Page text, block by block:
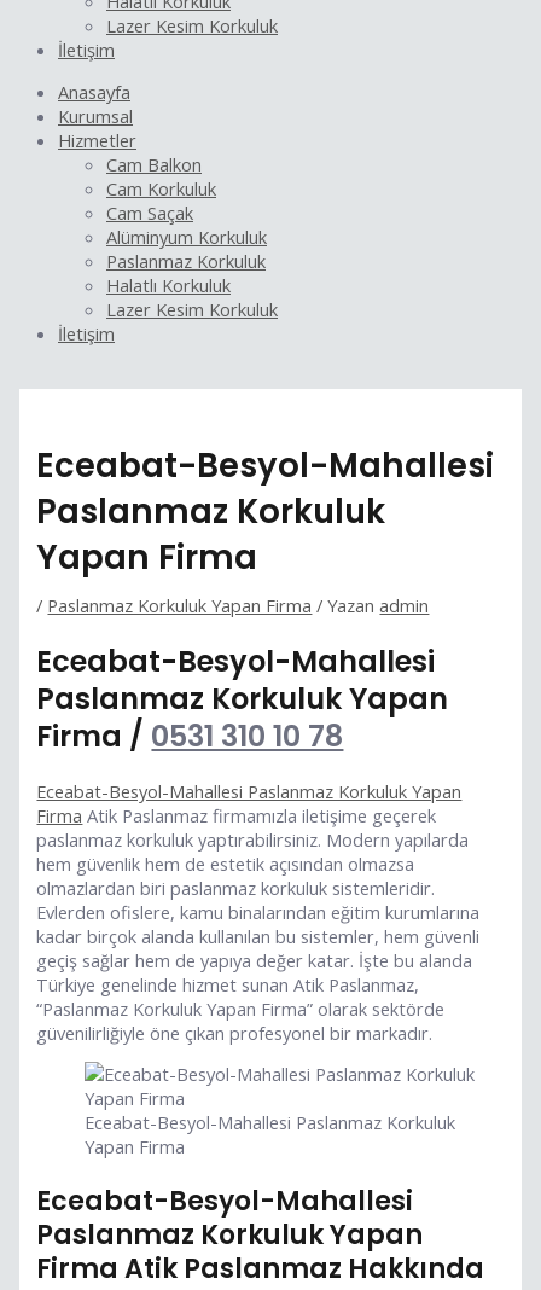
Lazer Kesim Korkuluk
İletişim
Anasayfa
Kurumsal
Hizmetler
Cam Balkon
Cam Korkuluk
Cam Saçak
Alüminyum Korkuluk
Paslanmaz Korkuluk
Halatlı Korkuluk
Lazer Kesim Korkuluk
İletişim
Eceabat-Besyol-Mahallesi
Paslanmaz Korkuluk
Yapan Firma
/ Paslanmaz Korkuluk Yapan Firma / Yazan admin
Eceabat-Besyol-Mahallesi
Paslanmaz Korkuluk Yapan
Firma / 0531 310 10 78
Eceabat-Besyol-Mahallesi Paslanmaz Korkuluk Yapan
Firma Atik Paslanmaz firmamızla iletişime geçerek
paslanmaz korkuluk yaptırabilirsiniz. Modern yapılarda
hem güvenlik hem de estetik açısından olmazsa
olmazlardan biri paslanmaz korkuluk sistemleridir.
Evlerden ofislere, kamu binalarından eğitim kurumlarına
kadar birçok alanda kullanılan bu sistemler, hem güvenli
geçiş sağlar hem de yapıya değer katar. İşte bu alanda
Türkiye genelinde hizmet sunan Atik Paslanmaz,
“Paslanmaz Korkuluk Yapan Firma” olarak sektörde
güvenilirliğiyle öne çıkan profesyonel bir markadır.
Eceabat-Besyol-Mahallesi Paslanmaz Korkuluk
Yapan Firma
Eceabat-Besyol-Mahallesi
Paslanmaz Korkuluk Yapan
Firma Atik Paslanmaz Hakkında